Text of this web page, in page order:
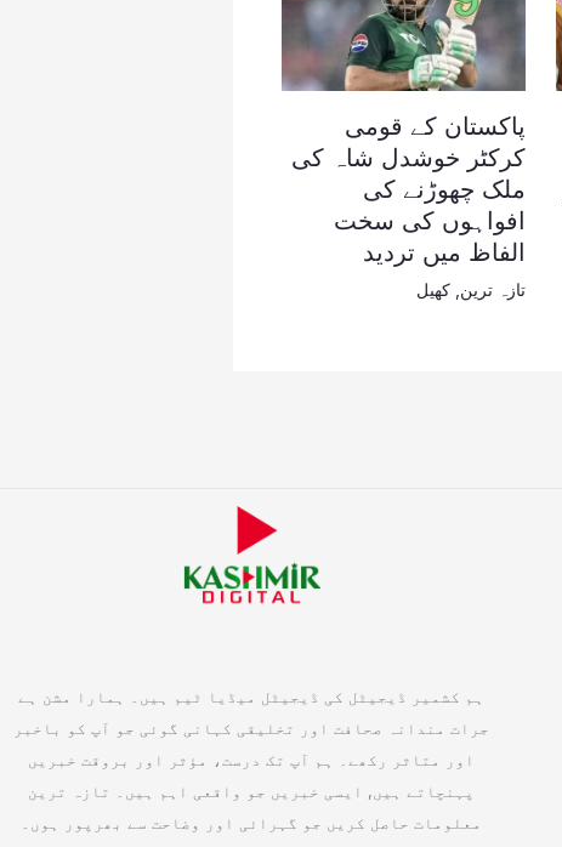
پاکستان کے قومی
کرکٹر خوشدل شاہ کی
ملک چھوڑنے کی
افواہوں کی سخت
الفاظ میں تردید
تازہ ترین کھیل
ہم کشمیر ڈیجیٹل کی ڈیجیٹل میڈیا ٹیم ہیں۔ ہمارا مشن ہے
جرات مندانہ صحافت اور تخلیقی کہانی گوئی جو آپ کو باخبر
اور متاثر رکھے۔ ہم آپ تک درست، مؤثر اور بروقت خبریں
پہنچاتے ہیں, ایسی خبریں جو واقعی اہم ہیں۔ تازہ ترین
معلومات حاصل کریں جو گہرائی اور وضاحت سے بھرپور ہوں۔